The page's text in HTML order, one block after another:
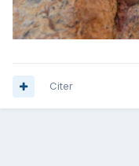
Citer